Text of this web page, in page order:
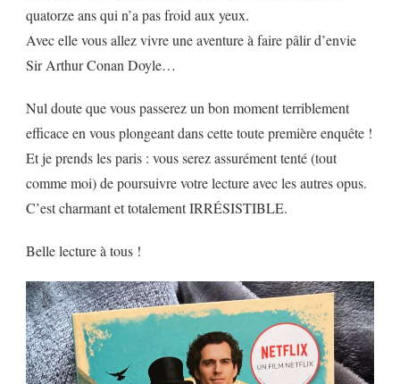
quatorze ans qui n’a pas froid aux yeux.
Avec elle vous allez vivre une aventure à faire pâlir d’envie
Sir Arthur Conan Doyle…
Nul doute que vous passerez un bon moment terriblement
efficace en vous plongeant dans cette toute première enquête !
Et je prends les paris : vous serez assurément tenté (tout
comme moi) de poursuivre votre lecture avec les autres opus.
C’est charmant et totalement IRRÉSISTIBLE.
Belle lecture à tous !